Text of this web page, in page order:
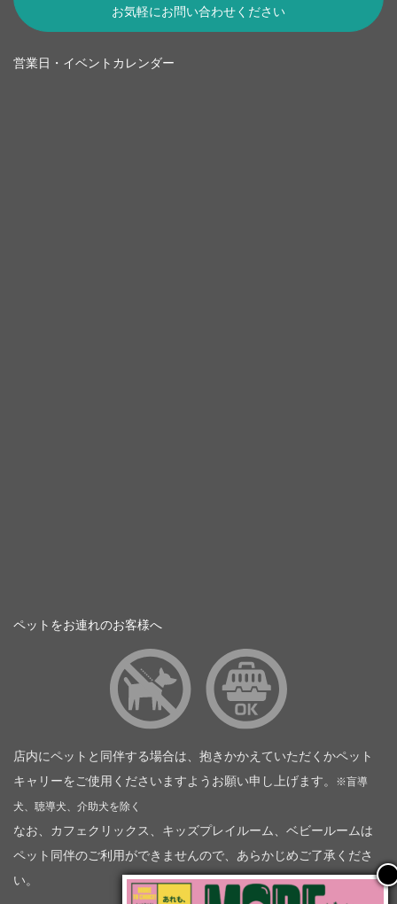
お気軽にお問い合わせください
営業日・イベントカレンダー
ペットをお連れのお客様へ
店内にペットと同伴する場合は、抱きかかえていただくかペット
キャリーをご使用くださいますようお願い申し上げます。
※盲導
犬、聴導犬、介助犬を除く
なお、カフェクリックス、キッズプレイルーム、ベビールームは
ペット同伴のご利用ができませんので、あらかじめご了承くださ
い。